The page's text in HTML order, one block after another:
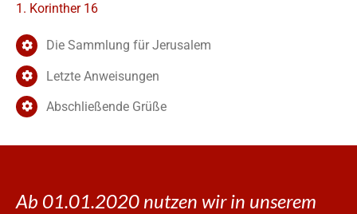
1. Korinther 16
Die Sammlung für Jerusalem
Letzte Anweisungen
Abschließende Grüße
Ab 01.01.2020 nutzen wir in unserem